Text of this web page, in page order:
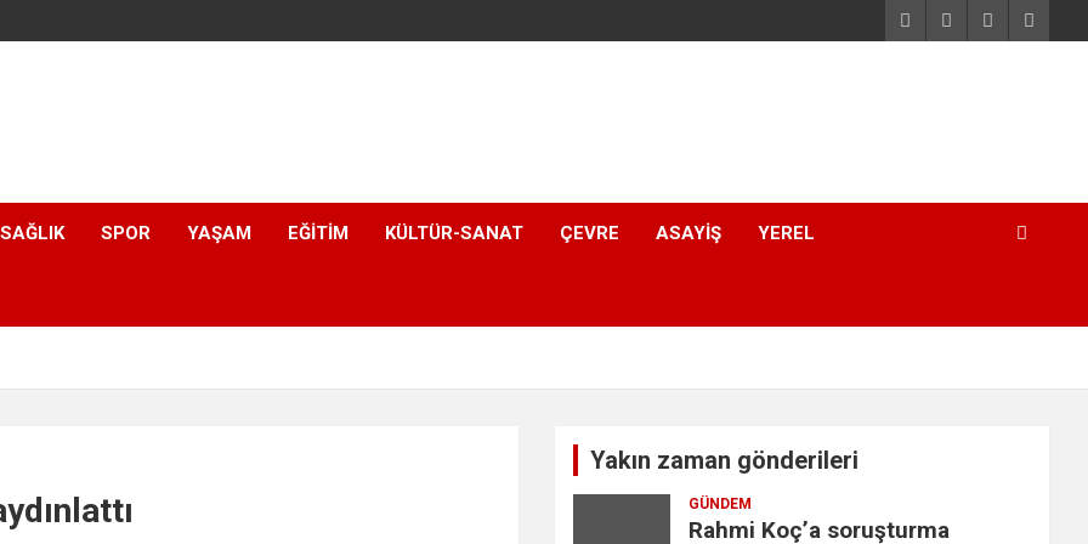
SAĞLIK SPOR YAŞAM EĞITIM KÜLTÜR-SANAT ÇEVRE ASAYIŞ YEREL
Yakın zaman gönderileri
GÜNDEM
Rahmi Koç’a soruşturma